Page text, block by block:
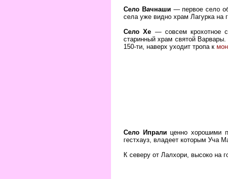
Село Вачнаши— первое село
села уже видно храм Лагурка на
Село Хе — совсем крохотное
старинный храм святой
150-ти, наверх уходит тропа к
Село Ипралиценно хорошими
гестхауз, владеет которым Уча
К северу от Лалхори, высоко на